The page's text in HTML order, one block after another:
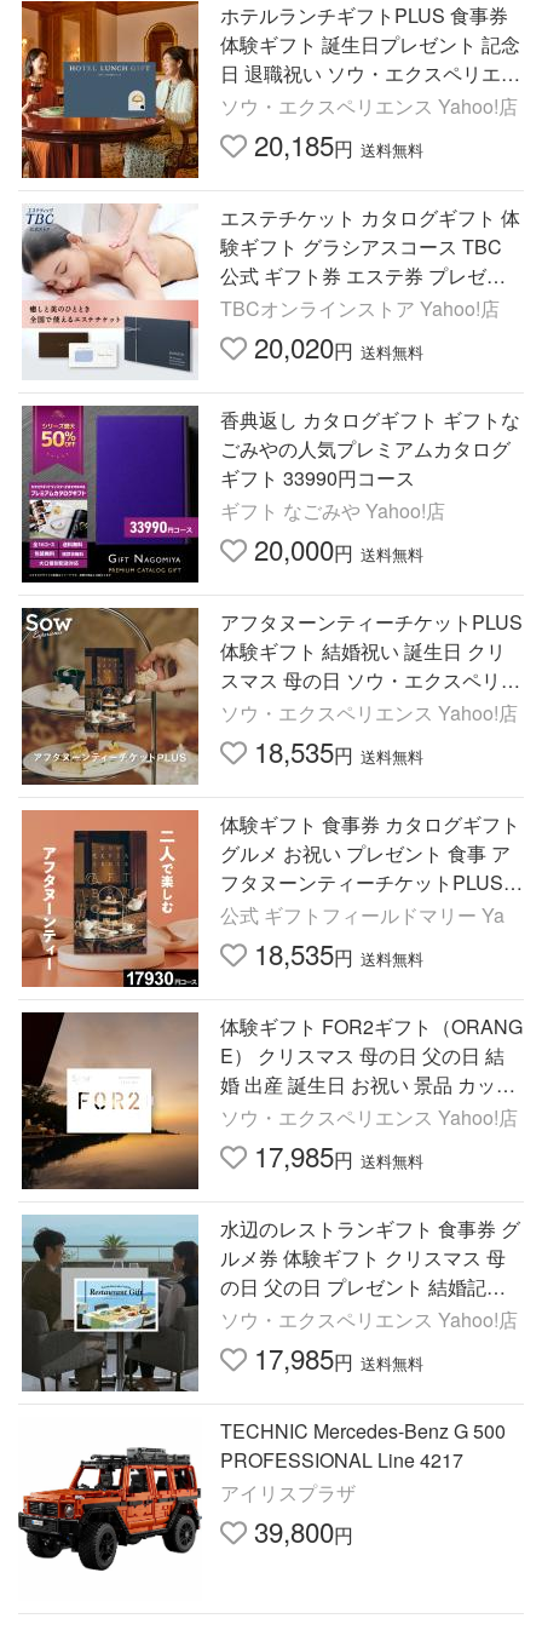
ホテルランチギフトPLUS 食事券
体験ギフト 誕生日プレゼント 記念
日 退職祝い ソウ・エクスペリエン
ス SOW EXPERIENCE
ソウ・エクスペリエンス Yahoo!店
20,185円 送料無料
エステチケット カタログギフト 体
験ギフト グラシアスコース TBC
公式 ギフト券 エステ券 プレゼン
ト 誕生日 贈り物 男女共通 全国
TBCオンラインストア Yahoo!店
20,020円 送料無料
香典返し カタログギフト ギフトな
ごみやの人気プレミアムカタログ
ギフト 33990円コース
ギフト なごみや Yahoo!店
20,000円 送料無料
アフタヌーンティーチケットPLUS
体験ギフト 結婚祝い 誕生日 クリ
スマス 母の日 ソウ・エクスペリエ
ンス SOW EXPERIENCE
ソウ・エクスペリエンス Yahoo!店
18,535円 送料無料
体験ギフト 食事券 カタログギフト
グルメ お祝い プレゼント 食事 ア
フタヌーンティーチケットPLUS
内祝い お返し 出産 結婚 還暦 誕生
日 敬老の日
公式 ギフトフィールドマリー Ya
18,535円 送料無料
体験ギフト FOR2ギフト（ORANG
E） クリスマス 母の日 父の日 結
婚 出産 誕生日 お祝い 景品 カップ
ル プレゼント ギフト ソウ・エク
スペリエンス SOW EXPERIENCE
ソウ・エクスペリエンス Yahoo!店
17,985円 送料無料
水辺のレストランギフト 食事券 グ
ルメ券 体験ギフト クリスマス 母
の日 父の日 プレゼント 結婚記念
日 ランチ ソウ・エクスペリエンス
SOW EXPERIENCE
ソウ・エクスペリエンス Yahoo!店
17,985円 送料無料
TECHNIC Mercedes-Benz G 500
PROFESSIONAL Line 4217
アイリスプラザ
39,800円